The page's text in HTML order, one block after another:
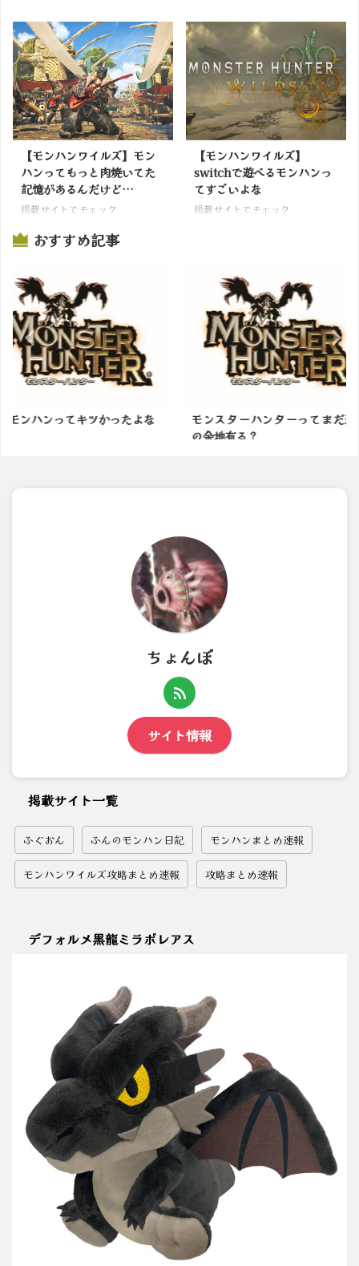
【モンハンワイルズ】モン
ハンってもっと肉焼いてた
記憶があるんだけど…
掲載サイトでチェック
【モンハンワイルズ】
switchで遊べるモンハンっ
てすごいよな
掲載サイトでチェック
おすすめ記事
ったよな
モンスターハンターってまだ進化
モンハン
ちょんぼ
サイト情報
掲載サイト一覧
ふぐおん ふんのモンハン日記 モンハンまとめ速報
モンハンワイルズ攻略まとめ速報 攻略まとめ速報
デフォルメ黒龍ミラボレアス